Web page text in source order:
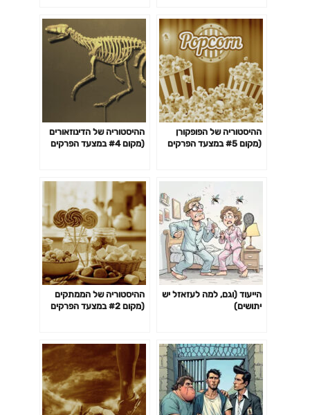
ההיסטוריה של הפופקורן
(מקום #5 במצעד הפרקים
ההיסטוריה של הדינוזאורים
(מקום #4 במצעד הפרקים
הייעוד (וגם, למה לעזאזל יש
יתושים)
ההיסטוריה של הממתקים
(מקום #2 במצעד הפרקים